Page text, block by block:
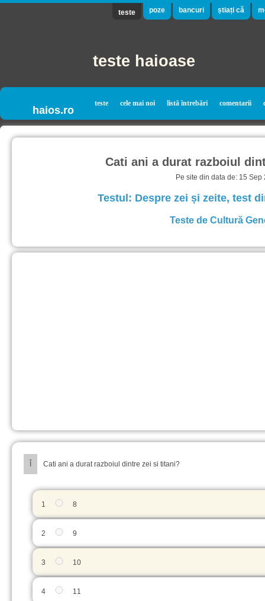
teste poze bancuri știați că
teste haioase
haios.ro
teste cele mai noi listă întrebări comentarii
Cati ani a durat razboiul
Pe site din data de: 15 Sep
Testul: Despre zei și zeite, test
Teste de Cultură
Cati ani a durat razboiul dintre zei si titani?
1 8
2 9
3 10
4 11